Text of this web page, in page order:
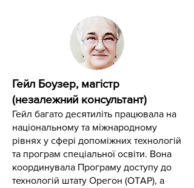
Гейл Боузер, магістр
(незалежний консультант)
Гейл багато десятиліть працювала на
національному та міжнародному
рівнях у сфері допоміжних технологій
та програм спеціальної освіти. Вона
координувала Програму доступу до
технологій штату Орегон (OTAP), а